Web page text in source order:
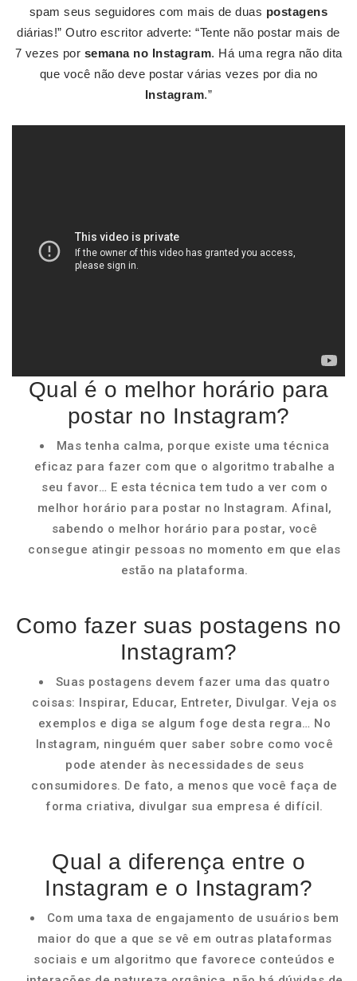
spam seus seguidores com mais de duas postagens
diárias!” Outro escritor adverte: “Tente não postar mais de
7 vezes por semana no Instagram. Há uma regra não dita
que você não deve postar várias vezes por dia no
Instagram.”
Qual é o melhor horário para
postar no Instagram?
Mas tenha calma, porque existe uma técnica
eficaz para fazer com que o algoritmo trabalhe a
seu favor… E esta técnica tem tudo a ver com o
melhor horário para postar no Instagram. Afinal,
sabendo o melhor horário para postar, você
consegue atingir pessoas no momento em que elas
estão na plataforma.
Como fazer suas postagens no
Instagram?
Suas postagens devem fazer uma das quatro
coisas: Inspirar, Educar, Entreter, Divulgar. Veja os
exemplos e diga se algum foge desta regra… No
Instagram, ninguém quer saber sobre como você
pode atender às necessidades de seus
consumidores. De fato, a menos que você faça de
forma criativa, divulgar sua empresa é difícil.
Qual a diferença entre o
Instagram e o Instagram?
Com uma taxa de engajamento de usuários bem
maior do que a que se vê em outras plataformas
sociais e um algoritmo que favorece conteúdos e